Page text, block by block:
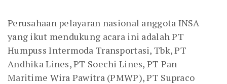
Perusahaan pelayaran nasional anggota INSA
yang ikut mendukung acara ini adalah PT
Humpuss Intermoda Transportasi, Tbk, PT
Andhika Lines, PT Soechi Lines, PT Pan
Maritime Wira Pawitra (PMWP), PT Supraco